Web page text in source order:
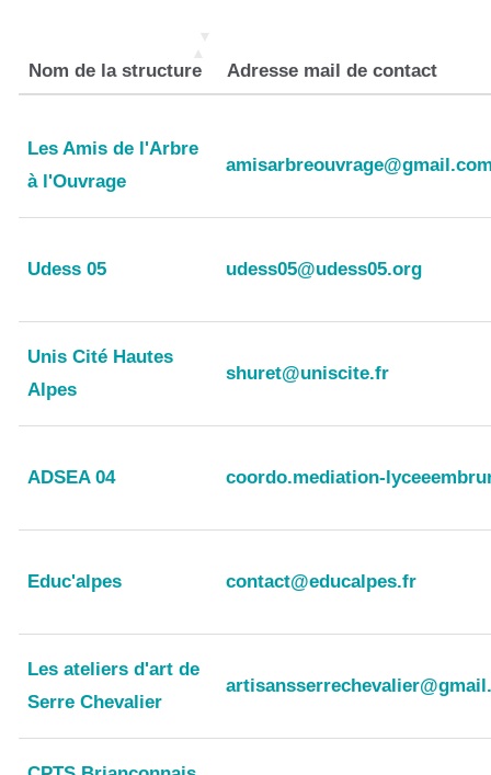
Nom de la structure Adresse mail de contact
Les Amis de l'Arbre
à l'Ouvrage
Udess 05 udess05@udess05.org
Unis Cité Hautes
Alpes
shuret@uniscite.fr
ADSEA 04 coordo.mediation-
Educ'alpes contact@educalpes.fr
Les ateliers d'art de
Serre Chevalier